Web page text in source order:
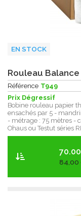
EN STOCK
Rouleau Balance
Référence T949
Prix Dégressif
Bobine rouleau papier
ensachés par 5 -
- métrage : 75 mètres -
Ohaus ou Testut séries
84,00